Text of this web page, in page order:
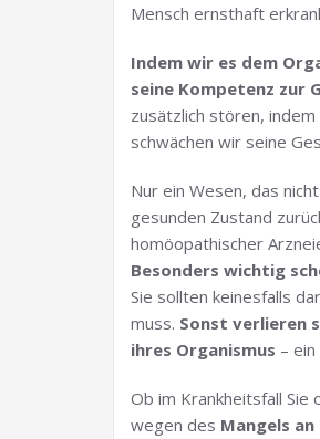
Mensch ernsthaft
Indem wir es dem
seine Kompetenz zur
zusätzlich stören,
schwächen wir seine
Nur ein Wesen, das
gesunden Zustand
homöopathischer
Besonders wichtig
Sie sollten keinesfalls
muss. Sonst verlieren
ihres Organismus –
Ob im Krankheitsfall Sie
wegen des Mangels